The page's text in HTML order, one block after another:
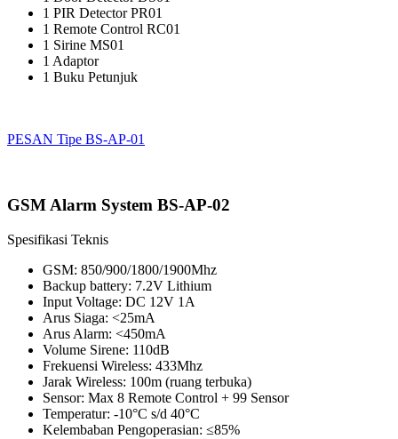
1 PIR Detector PR01
1 Remote Control RC01
1 Sirine MS01
1 Adaptor
1 Buku Petunjuk
PESAN Tipe BS-AP-01
GSM Alarm System BS-AP-02
Spesifikasi Teknis
GSM: 850/900/1800/1900Mhz
Backup battery: 7.2V Lithium
Input Voltage: DC 12V 1A
Arus Siaga: <25mA
Arus Alarm: <450mA
Volume Sirene: 110dB
Frekuensi Wireless: 433Mhz
Jarak Wireless: 100m (ruang terbuka)
Sensor: Max 8 Remote Control + 99 Sensor
Temperatur: -10°C s/d 40°C
Kelembaban Pengoperasian: ≤85%